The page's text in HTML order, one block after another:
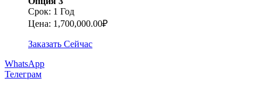
Срок: 1 Год
Цена: 1,700,000.00₽
Заказать Сейчас
WhatsApp
Телеграм